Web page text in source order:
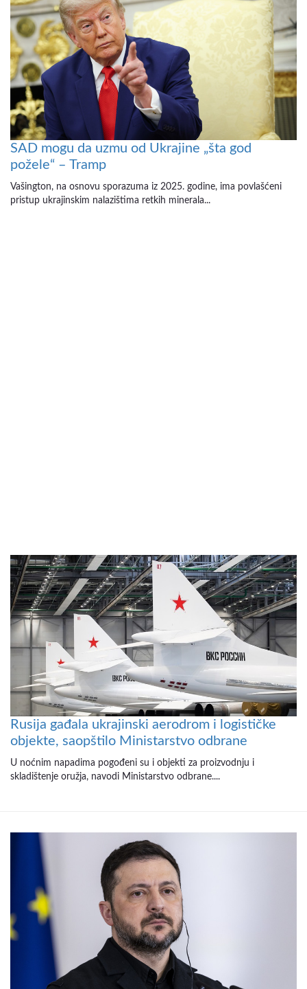
SAD mogu da uzmu od Ukrajine „šta god
požele“ – Tramp
Vašington, na osnovu sporazuma iz 2025. godine, ima povlašćeni
pristup ukrajinskim nalazištima retkih minerala...
Rusija gađala ukrajinski aerodrom i logističke
objekte, saopštilo Ministarstvo odbrane
U noćnim napadima pogođeni su i objekti za proizvodnju i
skladištenje oružja, navodi Ministarstvo odbrane....